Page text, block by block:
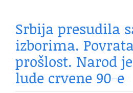
Srbija presudila
izborima.
prošlost. Narod
lude crvene 90-e